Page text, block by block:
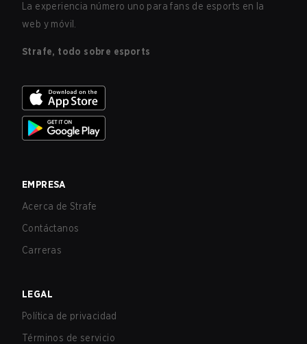
La experiencia número uno para fans de esports en la
web y móvil.
Strafe, todo sobre esports
EMPRESA
Acerca de Strafe
Contáctanos
Carreras
LEGAL
Política de privacidad
Términos de servicio